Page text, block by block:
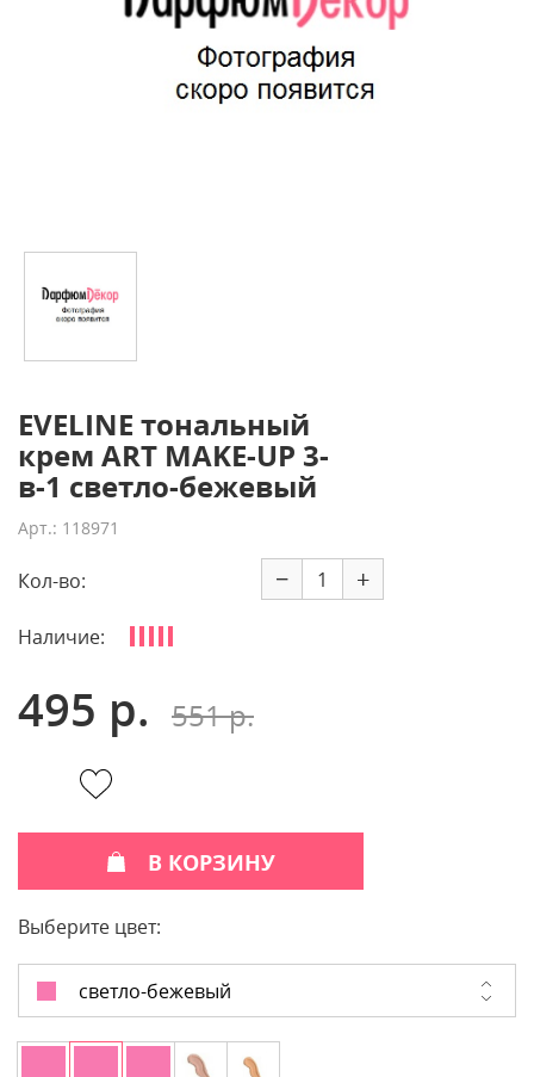
EVELINE тональный
крем ART MAKE-UP 3-
в-1 светло-бежевый
Арт.: 118971
Кол-во: − +
Наличие:
495 р. 551 р.
В КОРЗИНУ
Выберите цвет:
светло-бежевый